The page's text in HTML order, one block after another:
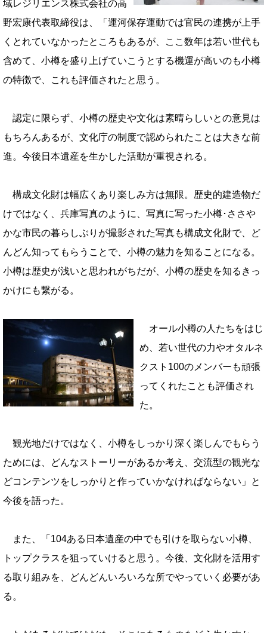
域レジリエンス株式会社の高
野宏康代表取締役は、「運河保存運動では官民の連携が上手
くとれていなかったところもあるが、ここ数年は若い世代も
含めて、小樽を盛り上げていこうとする機運が高いのも小樽
の特徴で、これも評価されたと思う。
認定に限らず、小樽の歴史や文化は素晴らしいとの意見は
もちろんあるが、文化庁の制度で認められたことは大きな前
進。今後日本遺産を生かした活動が重視される。
構成文化財は幅広くあり楽しみ方は無限。歴史的建造物だ
けではなく、兵庫写真のように、写真に写った小樽･ささや
かな市民の暮らしぶりが撮影された写真も構成文化財で、ど
んどん知ってもらうことで、小樽の魅力を知ることになる。
小樽は歴史が浅いと思われがちだが、小樽の歴史を知るきっ
かけにも繋がる。
オール小樽の人たちをはじ
め、若い世代の力やオタルネ
クスト100のメンバーも頑張
ってくれたことも評価され
た。
観光地だけではなく、小樽をしっかり深く楽しんでもらう
ためには、どんなストーリーがあるか考え、交流型の観光な
どコンテンツをしっかりと作っていかなければならない」と
今後を語った。
また、「104ある日本遺産の中でも引けを取らない小樽、
トップクラスを狙っていけると思う。今後、文化財を活用す
る取り組みを、どんどんいろいろな所でやっていく必要があ
る。